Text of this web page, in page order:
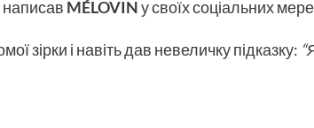
MÉLOVINу своїх соціальних
зірки і навіть дав невеличку підказку: